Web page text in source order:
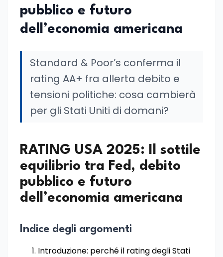
pubblico e futuro
dell’economia americana
Standard & Poor’s conferma il
rating AA+ fra allerta debito e
tensioni politiche: cosa cambierà
per gli Stati Uniti di domani?
RATING USA 2025: Il sottile
equilibrio tra Fed, debito
pubblico e futuro
dell’economia americana
Indice degli argomenti
Introduzione: perché il rating degli Stati